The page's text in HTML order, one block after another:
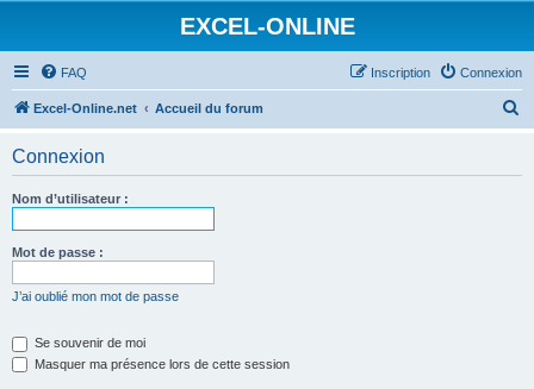
EXCEL-ONLINE
FAQ Connexion
Inscription
Excel-Online.net Accueil du forum
Connexion
Nom d’utilisateur :
Mot de passe :
J’ai oublié mon mot de passe
Se souvenir de moi
Masquer ma présence lors de cette session